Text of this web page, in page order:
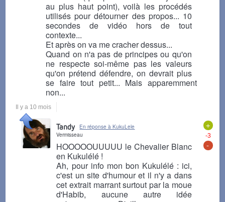
au plus haut point), voilà les procédés
utilisés pour détourner des propos... 10
secondes de vidéo hors de tout
contexte...
Et après on va me cracher dessus...
Quand on n'a pas de principes ou qu'on
ne respecte soi-même pas les valeurs
qu'on prétend défendre, on devrait plus
se faire tout petit... Mais apparemment
non...
Il y a 10 mois
+
-3
-
Tandy
En réponse à KukuLele
Vermisseau
HOOOOOUUUUU le Chevalier Blanc
en Kukulélé !
Ah, pour info mon bon Kukulélé : ici,
c'est un site d'humour et il n'y a dans
cet extrait marrant surtout par la moue
d'Habib, aucune autre idée